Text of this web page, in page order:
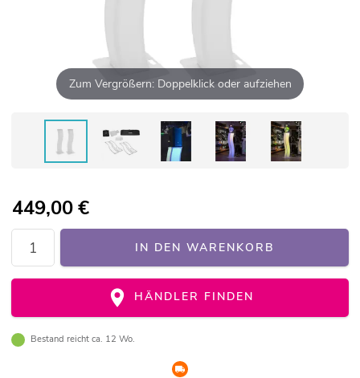
Zum Vergrößern: Doppelklick oder aufziehen
449,00€
IN DEN WARENKORB
HÄNDLER FINDEN
Bestand reicht ca. 12 Wo.